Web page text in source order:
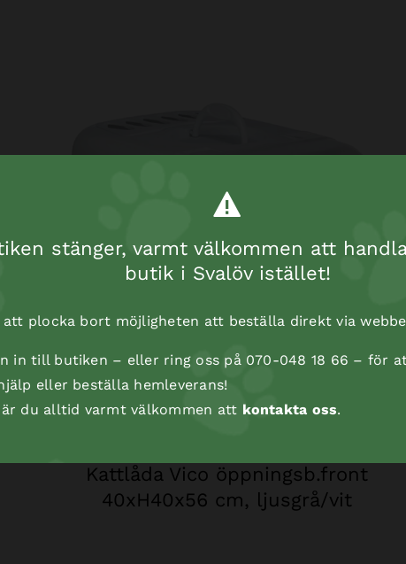
Kattlåda Vico öppningsb.front
40xH40x56 cm, ljusgrå/vit
stänger, varmt välkommen att
butik i Svalöv istället!
att plocka bort möjligheten att beställa direkt via
in till butiken – eller ring oss på 070-048 18 66 – för
eller beställa hemleverans!
du alltid varmt välkommen att kontakta oss.